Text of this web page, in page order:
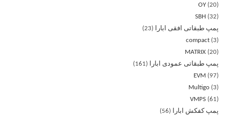
OY 20
SBH
32
پمپ طبقاتی افقی ابارا
23
compact 3
MATRIX 20
پمپ طبقاتی عمودی ابارا
161
EVM
97
Multigo 3
VMPS 61
پمپ کفکش ابارا
56